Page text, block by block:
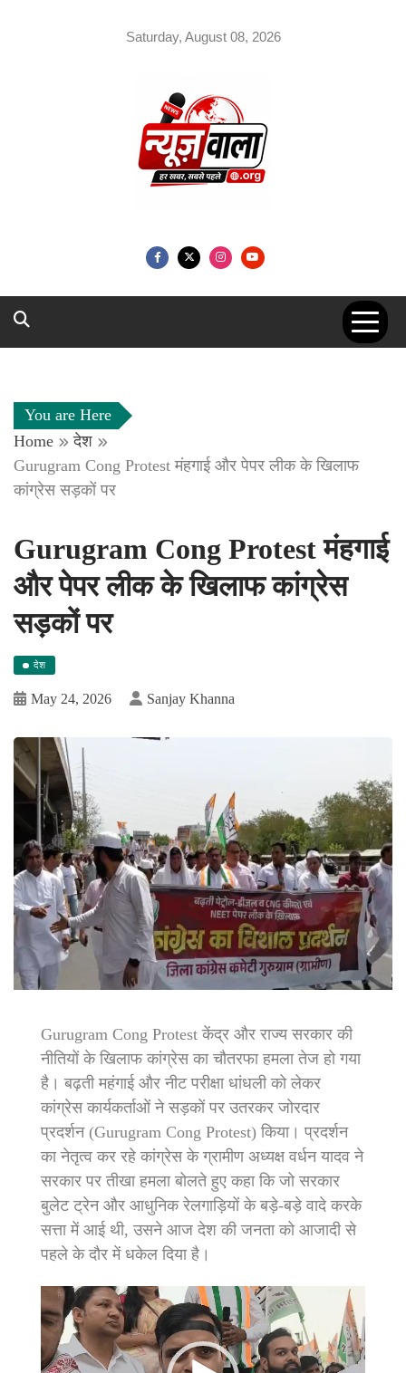
Saturday, August 08, 2026
You are Here
Home
देश
Gurugram Cong Protest मंहगाई और पेपर लीक के खिलाफ
कांग्रेस सड़कों पर
Gurugram Cong Protest मंहगाई
और पेपर लीक के खिलाफ कांग्रेस
सड़कों पर
देश
May 24, 2026 Sanjay Khanna
Gurugram Cong Protest केंद्र और राज्य सरकार की
नीतियों के खिलाफ कांग्रेस का चौतरफा हमला तेज हो गया
है। बढ़ती महंगाई और नीट परीक्षा धांधली को लेकर
कांग्रेस कार्यकर्ताओं ने सड़कों पर उतरकर जोरदार
प्रदर्शन (Gurugram Cong Protest) किया। प्रदर्शन
का नेतृत्व कर रहे कांग्रेस के ग्रामीण अध्यक्ष वर्धन यादव ने
सरकार पर तीखा हमला बोलते हुए कहा कि जो सरकार
बुलेट ट्रेन और आधुनिक रेलगाड़ियों के बड़े-बड़े वादे करके
सत्ता में आई थी, उसने आज देश की जनता को आजादी से
पहले के दौर में धकेल दिया है।
Video
Player